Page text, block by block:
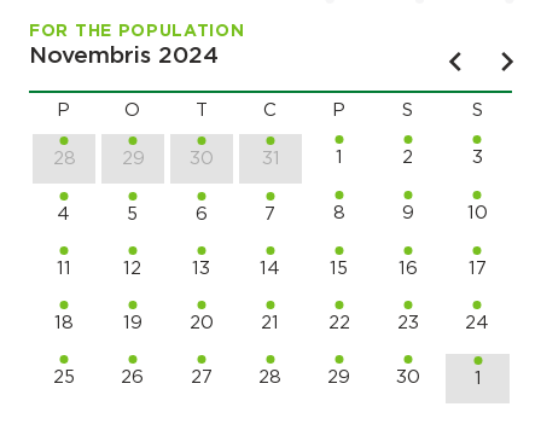
FOR THE POPULATION
Novembris 2024
P O C P S S
28 29 30 31 1 2 3
4 5 6 7 8 9 10
11 12 13 14 15 16 17
18 19 20 21 22 23 24
25 26 27 28 29 30 1